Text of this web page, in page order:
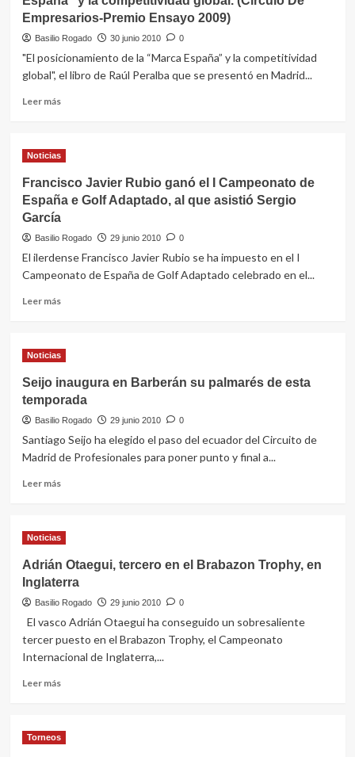
Empresarios-Premio Ensayo 2009)
Basilio Rogado 30 junio 2010 0
"El posicionamiento de la “Marca España” y la competitividad
global", el libro de Raúl Peralba que se presentó en Madrid...
Leer másLeer
Peralba:
posicionamiento
de
la
“Marca
y
la
Empresarios-
Ensayo
2009)
Noticias
Francisco Javier Rubio ganó el I Campeonato de
España e Golf Adaptado, al que asistió Sergio
García
Basilio Rogado 29 junio 2010 0
El ilerdense Francisco Javier Rubio se ha impuesto en el I
Campeonato de España de Golf Adaptado celebrado en el...
Leer másLeer
Javier
ganó
el
I
Campeonato
España
e
que
Sergio
García
Noticias
Seijo inaugura en Barberán su palmarés de esta
temporada
Basilio Rogado 29 junio 2010 0
Santiago Seijo ha elegido el paso del ecuador del Circuito de
Madrid de Profesionales para poner punto y final a...
Leer másLeer
inaugura
Barberán
su
palmarés
temporada
Noticias
Adrián Otaegui, tercero en el Brabazon Trophy, en
Inglaterra
Basilio Rogado 29 junio 2010 0
El vasco Adrián Otaegui ha conseguido un sobresaliente
tercer puesto en el Brabazon Trophy, el Campeonato
Internacional de Inglaterra,...
Leer másLeer
Otaegui,
Torneos